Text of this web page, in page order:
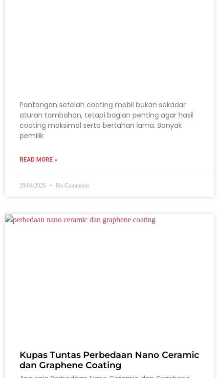
Pantangan setelah coating mobil bukan sekadar
aturan tambahan, tetapi bagian penting agar hasil
coating maksimal serta bertahan lama. Banyak
pemilik
READ MORE »
29/04/2026 No Comments
Kupas Tuntas Perbedaan Nano Ceramic
dan Graphene Coating